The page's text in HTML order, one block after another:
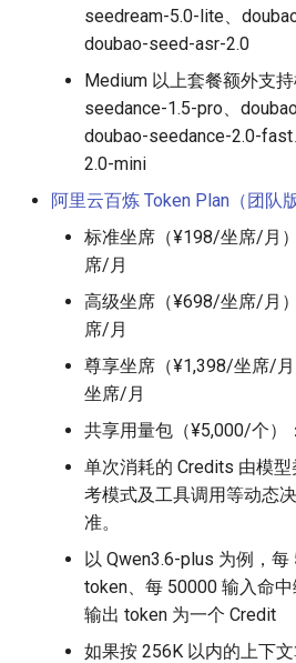
seedream-5.0-lite、
doubao-seed-asr-2.0
Medium 以上套餐额外支
seedance-1.5-pro、
doubao-seedance-2.0-
2.0-mini
阿里云百炼 Token Plan（团队版
标准坐席（¥198/坐席/月
席/月
高级坐席（¥698/坐席/月
席/月
尊享坐席（¥1,398/坐席/
坐席/月
共享用量包（¥5,000/个）
单次消耗的 Credits 由模
考模式及工具调用等动态
准。
以 Qwen3.6-plus 为例，
token、每 50000 输入命
输出 token 为一个 Credit
如果按 256K 以内的上下